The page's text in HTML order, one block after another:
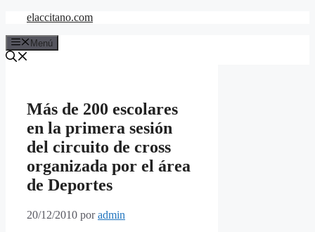
Saltar
contenido
elaccitano.com
Menú
Más de 200 escolares
en la primera sesión
del circuito de cross
organizada por el área
de Deportes
20/12/2010 poradmin